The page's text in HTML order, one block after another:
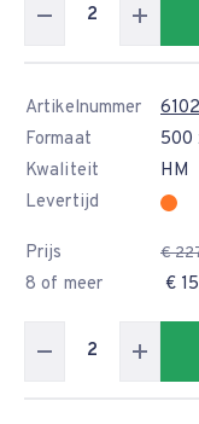
Artikelnummer
Formaat
500
Kwaliteit
HM
Levertijd
Prijs €
8 of meer
€